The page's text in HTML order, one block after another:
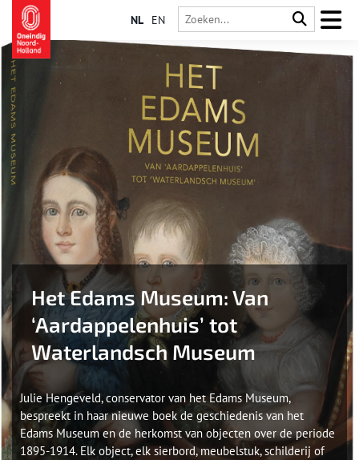
NL EN
Het Edams Museum: Van
‘Aardappelenhuis’ tot
Waterlandsch Museum
Julie Hengeveld, conservator van het Edams Museum,
bespreekt in haar nieuwe boek de geschiedenis van het
Edams Museum en de herkomst van objecten over de periode
1895-1914. Elk object, elk sierbord, meubelstuk, schilderij of